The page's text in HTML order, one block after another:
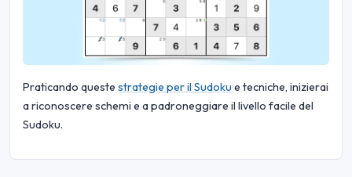
Praticando queste strategie per il Sudoku e tecniche, inizierai
a riconoscere schemi e a padroneggiare il livello facile del
Sudoku.